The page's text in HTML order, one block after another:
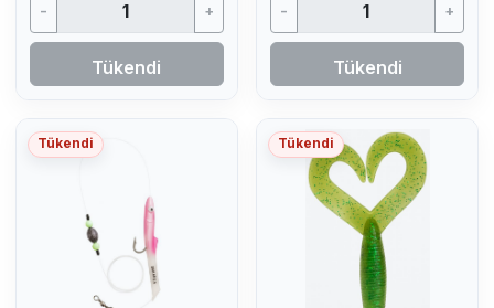
- +
Tükendi
- +
Tükendi
Tükendi Tükendi